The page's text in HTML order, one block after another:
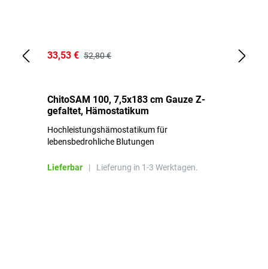
33,53 € 52,80 €
ChitoSAM 100, 7,5x183 cm Gauze Z-
gefaltet, Hämostatikum
Hochleistungshämostatikum für
lebensbedrohliche Blutungen
Lieferbar | Lieferung in 1-3 Werktagen.